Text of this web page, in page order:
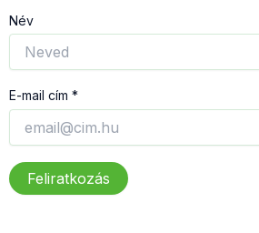
Név
E-mail cím *
Feliratkozás